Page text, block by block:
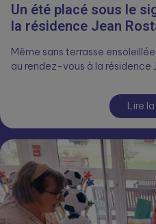
Un été placé sous le
la résidence Jean
Même sans terrasse
au rendez-vous à la résidence
Lire